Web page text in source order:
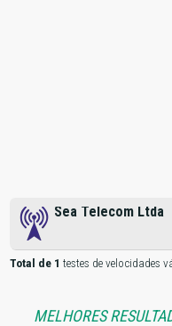
Sea Telecom Ltda
Total de 1 testes de velocidades
MELHORES